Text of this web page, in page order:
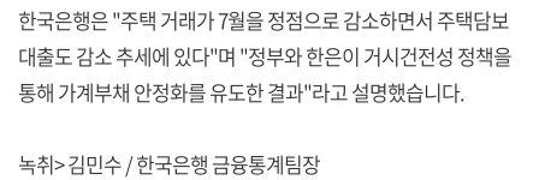
한국은행은 "주택 거래가 7월을 정점으로 감소하면서 주택담보
대출도 감소 추세에 있다"며 "정부와 한은이 거시건전성 정책을
통해 가계부채 안정화를 유도한 결과"라고 설명했습니다.
녹취> 김민수 / 한국은행 금융통계팀장